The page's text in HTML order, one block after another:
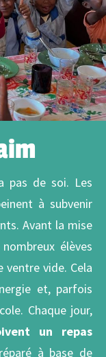
pas de soi. Les
à subvenir
Avant la mise
élèves
ventre vide. Cela
et, parfois
Chaque jour,
un repas
à base de